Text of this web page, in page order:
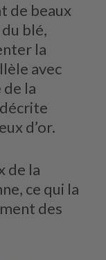
de beaux
blé,
la
avec
la
d’or.
de la
ce qui la
des